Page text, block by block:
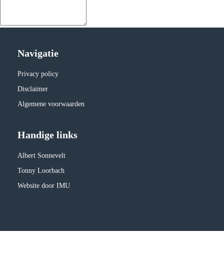
Navigatie
Privacy policy
Disclaimer
Algemene voorwaarden
Handige links
Albert Sonnevelt
Tonny Loorbach
Website door IMU